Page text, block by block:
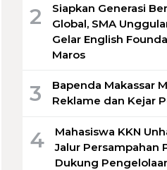
2
Siapkan Generasi
Global, SMA
Gelar English
Maros
3
Bapenda Makassar
Reklame dan Kejar
4
Mahasiswa KKN
Jalur Persampahan
Dukung